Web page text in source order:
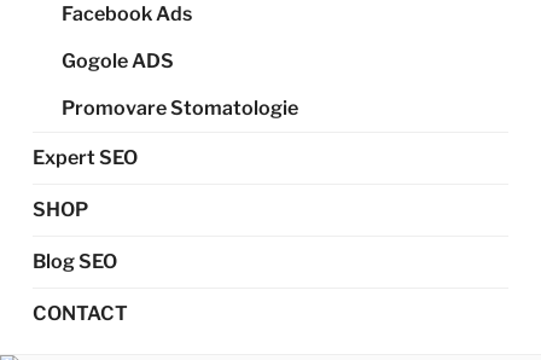
Facebook Ads
Gogole ADS
Promovare Stomatologie
Expert SEO
SHOP
Blog SEO
CONTACT